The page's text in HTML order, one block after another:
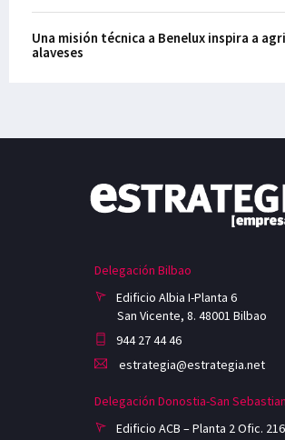
Una misión técnica a Benelux inspira a
alaveses
Delegación Bilbao
Edificio Albia I-Planta 6
San Vicente, 8. 48001 Bilbao
944 27 44 46
estrategia@estrategia.net
Delegación Donostia-San Sebastian
Edificio ACB – Planta 2 Ofic. 216